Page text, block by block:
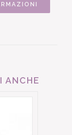
ANCHE